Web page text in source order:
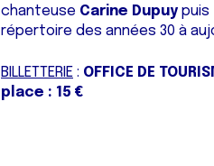
chanteuse Carine Dupuy puis
répertoire des années 30 à
BILLETTERIE : OFFICE DE
place : 15 €